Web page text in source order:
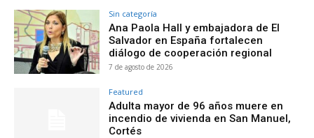
Sin categoría
Ana Paola Hall y embajadora de El
Salvador en España fortalecen
diálogo de cooperación regional
7 de agosto de 2026
Featured
Adulta mayor de 96 años muere en
incendio de vivienda en San Manuel,
Cortés